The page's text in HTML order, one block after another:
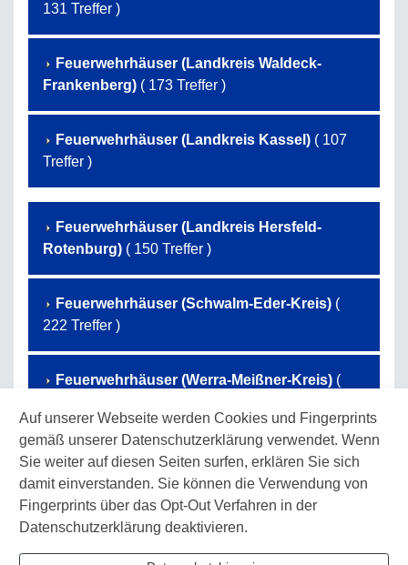
Auf unserer Webseite werden Cookies und Fingerprints
gemäß unserer Datenschutzerklärung verwendet. Wenn
Sie weiter auf diesen Seiten surfen, erklären Sie sich
damit einverstanden. Sie können die Verwendung von
Fingerprints über das Opt-Out Verfahren in der
Datenschutzerklärung deaktivieren.
131 Treffer )
Feuerwehrhäuser (Landkreis Waldeck-
Frankenberg) ( 173 Treffer )
Feuerwehrhäuser (Landkreis Kassel) ( 107
Treffer )
Feuerwehrhäuser (Landkreis Hersfeld-
Rotenburg) ( 150 Treffer )
Feuerwehrhäuser (Schwalm-Eder-Kreis) (
222 Treffer )
Feuerwehrhäuser (Werra-Meißner-Kreis) (
Feuerwehrhäuser (Landkreis Waldeck-
Frankenberg)( 173 Treffer )
Feuerwehrhäuser (Landkreis Kassel)
Treffer )